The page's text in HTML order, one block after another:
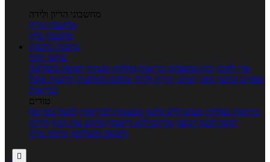
מחשבוני הריון ולידה
מחשבון הריון
מחשבון ביוץ
כתבות כתבות
ערוצי תוכן
איך להכין בית ומשפחה בריאות מחלות ובעיות רפואה משלימה
ספורט וכושר גופני נשים, הריון ולידה טיפים והמלצות חדשות אוכל
ובריאות
טורים
בריאות בצלחת טעים ללא גלוטן טבעונות לבריאות לבשל כמו שף
תזונה לבטן רגועה מרזים ללא דיאטה מזיזים את הגוף הרזיה
ורפואה משלימה גורמה ביתי
